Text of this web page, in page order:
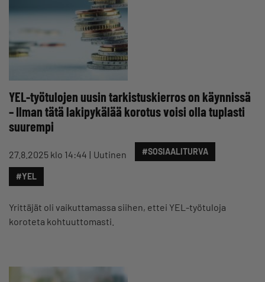
YEL-työtulojen uusin tarkistuskierros on käynnissä
– Ilman tätä lakipykälää korotus voisi olla tuplasti
suurempi
27.8.2025 klo 14:44 Uutinen #SOSIAALITURVA
#YEL
Yrittäjät oli vaikuttamassa siihen, ettei YEL-työtuloja
koroteta kohtuuttomasti.